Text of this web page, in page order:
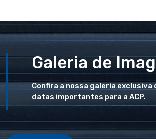
Galeria de
Confira a nossa galeria exclusiva
datas importantes para a ACP.